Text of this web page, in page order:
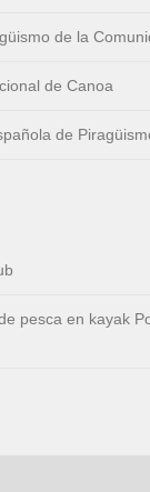
de la
de Canoa
de
pesca en kayak